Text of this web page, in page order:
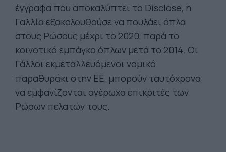
έγγραφα που αποκαλύπτει το Disclose, η
Γαλλία εξακολουθούσε να πουλάει όπλα
στους Ρώσους μέχρι το 2020, παρά το
κοινοτικό εμπάγκο όπλων μετά το 2014. Οι
Γάλλοι εκμεταλλευόμενοι νομικό
παραθυράκι στην ΕΕ, μπορούν ταυτόχρονα
να εμφανίζονται αγέρωχα επικριτές των
Ρώσων πελατών τους.